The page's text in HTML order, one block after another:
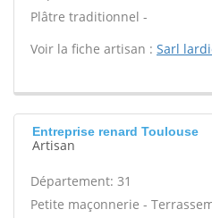
Plâtre traditionnel -
Voir la fiche artisan : Sarl
Entreprise renard Toulouse
Artisan
Département: 31
Petite maçonnerie -